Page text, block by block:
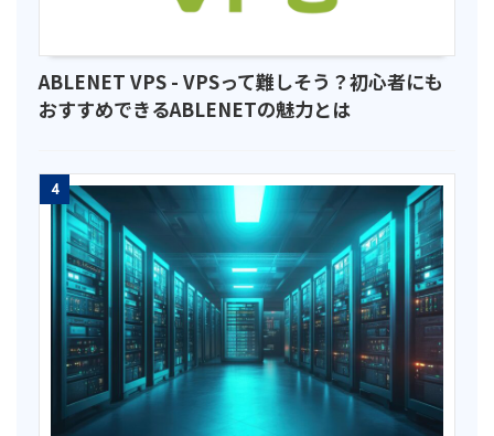
ABLENET VPS - VPSって難しそう？初心者にも
おすすめできるABLENETの魅力とは
4